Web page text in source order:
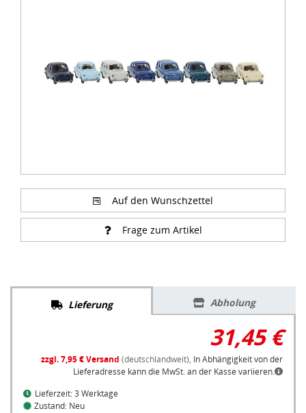
Auf den Wunschzettel
Frage zum Artikel
Lieferung Abholung
31,45 €
zzgl. 7,95 € Versand (deutschlandweit), In Abhängigkeit von der
Lieferadresse kann die MwSt. an der Kasse variieren.
Lieferzeit: 3 Werktage
Zustand: Neu